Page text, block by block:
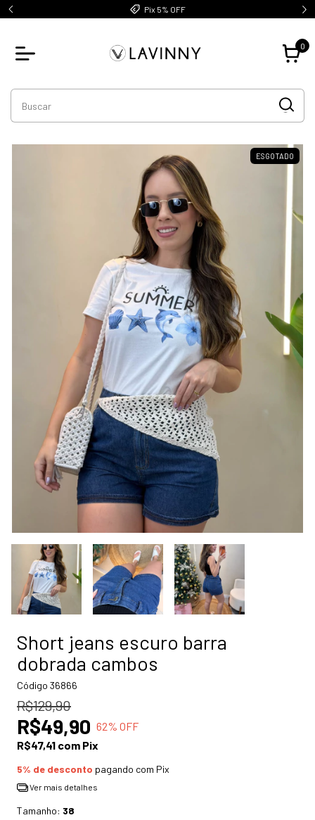
Pix 5% OFF
0
ESGOTADO
Short jeans escuro barra
dobrada cambos
Código 36866
R$129,90
R$49,90 62% OFF
R$47,41 com Pix
5% de desconto pagando com Pix
Ver mais detalhes
Tamanho: 38